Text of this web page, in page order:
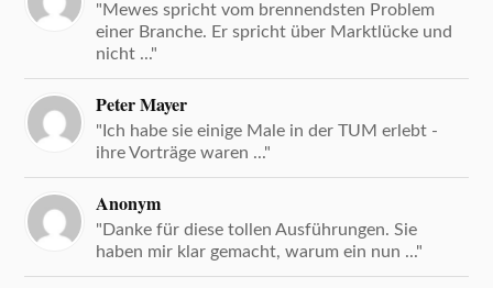
"Mewes spricht vom brennendsten Problem
einer Branche. Er spricht über Marktlücke und
nicht ..."
Peter Mayer
"Ich habe sie einige Male in der TUM erlebt -
ihre Vorträge waren ..."
Anonym
"Danke für diese tollen Ausführungen. Sie
haben mir klar gemacht, warum ein nun ..."